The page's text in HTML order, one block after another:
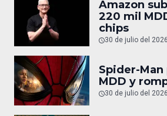
Amazon
220 mil
chips
30 de julio del
Spider-
MDD y
30 de julio del